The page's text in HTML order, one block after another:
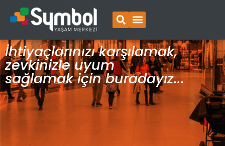
İhtiyaçlarınızı karşılamak,
zevkinizle uyum
sağlamak için buradayız...